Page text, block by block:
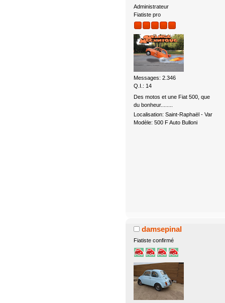
Administrateur
Fiatiste pro
Messages: 2.346
Q.I.: 14
Des motos et une Fiat 500, que
du bonheur........
Localisation: Saint-Raphaël - Var
Modèle: 500 F Auto Bulloni
damsepinal
Fiatiste confirmé